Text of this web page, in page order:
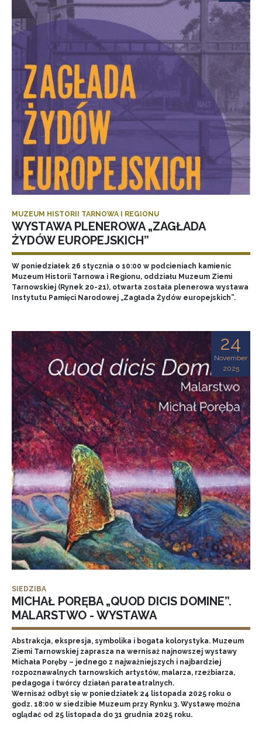
MUZEUM HISTORII TARNOWA I REGIONU
WYSTAWA PLENEROWA „ZAGŁADA
ŻYDÓW EUROPEJSKICH”
W poniedziałek 26 stycznia o 10:00 w podcieniach kamienic
Muzeum Historii Tarnowa i Regionu, oddziału Muzeum Ziemi
Tarnowskiej (Rynek 20-21), otwarta została plenerowa wystawa
Instytutu Pamięci Narodowej „Zagłada Żydów europejskich”.
24
November
2025
SIEDZIBA
MICHAŁ PORĘBA „QUOD DICIS DOMINE”.
MALARSTWO - WYSTAWA
Abstrakcja, ekspresja, symbolika i bogata kolorystyka. Muzeum
Ziemi Tarnowskiej zaprasza na wernisaż najnowszej wystawy
Michała Poręby – jednego z najważniejszych i najbardziej
rozpoznawalnych tarnowskich artystów, malarza, rzeźbiarza,
pedagoga i twórcy działań parateatralnych.
Wernisaż odbył się w poniedziałek 24 listopada 2025 roku o
godz. 18:00 w siedzibie Muzeum przy Rynku 3. Wystawę można
oglądać od 25 listopada do 31 grudnia 2025 roku.